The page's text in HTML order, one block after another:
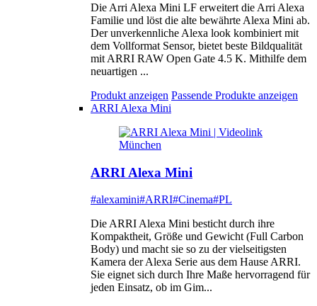
Die Arri Alexa Mini LF erweitert die Arri Alexa
Familie und löst die alte bewährte Alexa Mini ab.
Der unverkennliche Alexa look kombiniert mit
dem Vollformat Sensor, bietet beste Bildqualität
mit ARRI RAW Open Gate 4.5 K. Mithilfe dem
neuartigen ...
Produkt anzeigen Passende Produkte anzeigen
ARRI Alexa Mini
ARRI Alexa Mini
#alexamini#ARRI#Cinema#PL
Die ARRI Alexa Mini besticht durch ihre
Kompaktheit, Größe und Gewicht (Full Carbon
Body) und macht sie so zu der vielseitigsten
Kamera der Alexa Serie aus dem Hause ARRI.
Sie eignet sich durch Ihre Maße hervorragend für
jeden Einsatz, ob im Gim...